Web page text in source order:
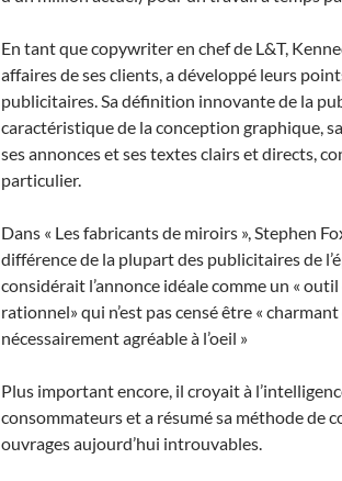
En tant que copywriter en chef de L&T,
affaires de ses clients, a développé leurs
publicitaires. Sa définition innovante de la
caractéristique de la conception graphique,
ses annonces et ses textes clairs et directs,
particulier.
Dans « Les fabricants de miroirs », Stephen
différence de la plupart des publicitaires de
considérait l’annonce idéale comme un «
rationnel» qui n’est pas censé être «
nécessairement agréable à l’oeil »
Plus important encore, il croyait à
consommateurs et a résumé sa méthode de
ouvrages aujourd’hui introuvables.